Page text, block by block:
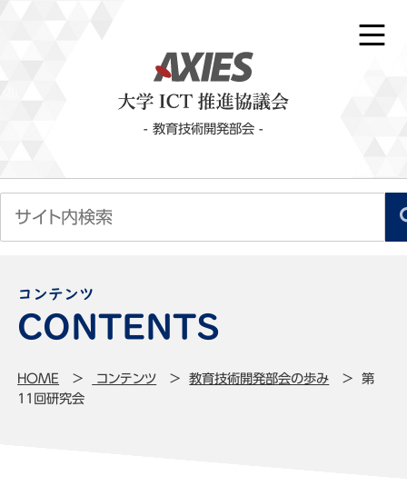
- 教育技術開発部会 -
コンテンツ
HOME コンテンツ 教育技術開発部会の歩み
第
11回研究会